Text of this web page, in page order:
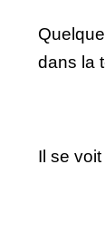
dans la
Il se